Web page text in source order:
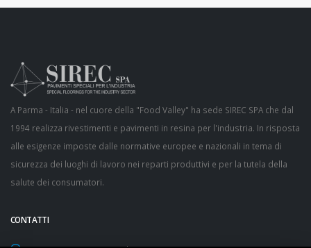
A Parma - Italia - nel cuore della "Food Valley" ha sede SIREC SPA che dal
1994 realizza rivestimenti e pavimenti in resina per l'industria. In risposta
alle esigenze imposte dalle normative europee e nazionali in tema di
sicurezza dei luoghi di lavoro nei reparti produttivi e per la tutela della
salute dei consumatori.
CONTATTI